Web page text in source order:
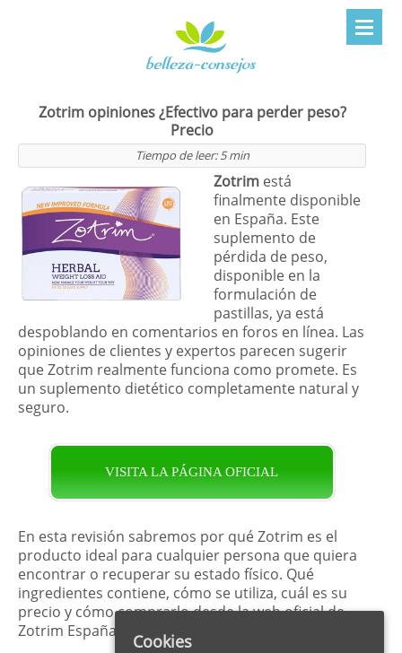
Zotrim opiniones ¿Efectivo para perder peso?
Precio
Tiempo de leer:5 min
Zotrim está
finalmente disponible
en España. Este
suplemento de
pérdida de peso,
disponible en la
formulación de
pastillas, ya está
despoblando en comentarios en foros en línea. Las
opiniones de clientes y expertos parecen sugerir
que Zotrim realmente funciona como promete. Es
un suplemento dietético completamente natural y
seguro.
VISITA LA PÁGINA OFICIAL
En esta revisión sabremos por qué Zotrim es el
producto ideal para cualquier persona que quiera
encontrar o recuperar su estado físico. Qué
ingredientes contiene, cómo se utiliza, cuál es su
precio y cómo comprarlo desde la web oficial de
Zotrim España.
Cookies